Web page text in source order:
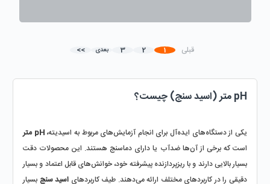
قبلی 1
2
3 بعدی >>
pH متر (اسید سنج) چیست؟
یکی از دستگاه‌های ایده‌آل برای انجام آزمایش‌های مربوط به اسیدیته،
pH متر
بسیار بالایی دارند و با ریزپردازنده پیشرفته خود، خوانش‌های قابل اعتماد و بسیار
دقیقی را در کاربردهای مختلف ارائه می‌دهند. طیف کاربردهای
اسید سنج
بسیار